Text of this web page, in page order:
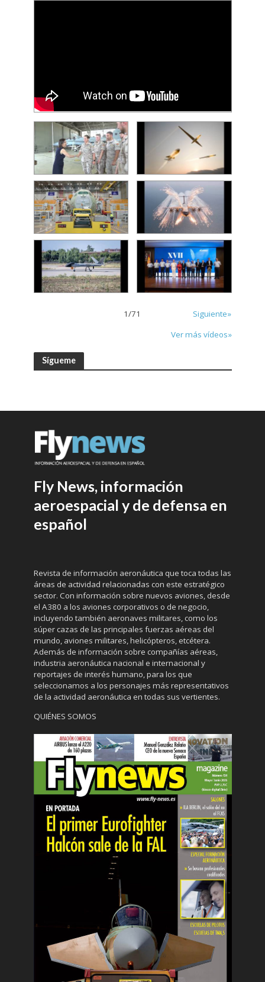
1/71
Siguiente»
Ver más vídeos»
Sígueme
Fly News, información
aeroespacial y de defensa en
español
Revista de información aeronáutica que toca todas las
áreas de actividad relacionadas con este estratégico
sector. Con información sobre nuevos aviones, desde
el A380 a los aviones corporativos o de negocio,
incluyendo también aeronaves militares, como los
súper cazas de las principales fuerzas aéreas del
mundo, aviones militares, helicópteros, etcétera.
Además de información sobre compañías aéreas,
industria aeronáutica nacional e internacional y
reportajes de interés humano, para los que
seleccionamos a los personajes más representativos
de la actividad aeronáutica en todas sus vertientes.
QUIÉNES SOMOS